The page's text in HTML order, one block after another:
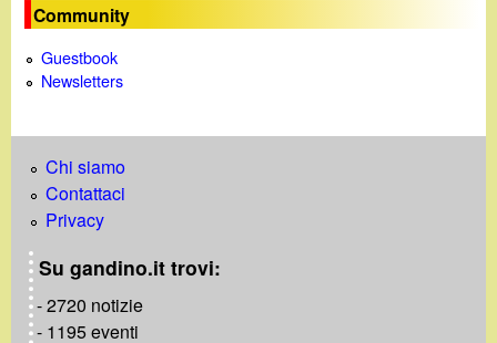
Community
Guestbook
Newsletters
Chi siamo
Contattaci
Privacy
Su gandino.it trovi:
- 2720 notizie
- 1195 eventi